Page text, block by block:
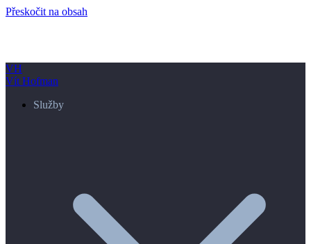
Přeskočit na obsah
VH
Vít Hofman
Služby